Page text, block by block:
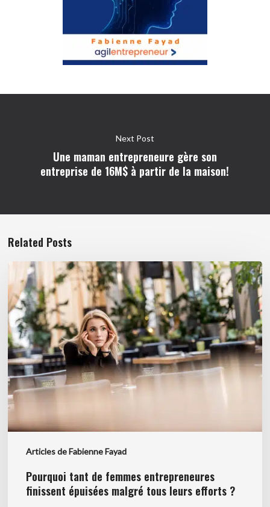
Next Post
Une maman entrepreneure gère son
entreprise de 16M$ à partir de la maison!
Related Posts
Articles de Fabienne Fayad
Pourquoi
tant
de
femmes
entrepreneures
finissent
épuisées
malgré
tous
leurs
efforts
Pourquoi tant de femmes entrepreneures
finissent épuisées malgré tous leurs efforts ?